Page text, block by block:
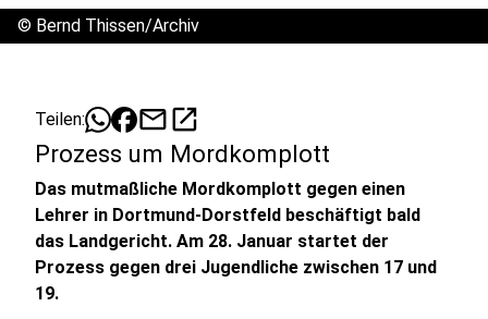
© Bernd Thissen/Archiv
Teilen: mailopen_in_new
Prozess um Mordkomplott
Das mutmaßliche Mordkomplott gegen einen
Lehrer in Dortmund-Dorstfeld beschäftigt bald
das Landgericht. Am 28. Januar startet der
Prozess gegen drei Jugendliche zwischen 17 und
19.